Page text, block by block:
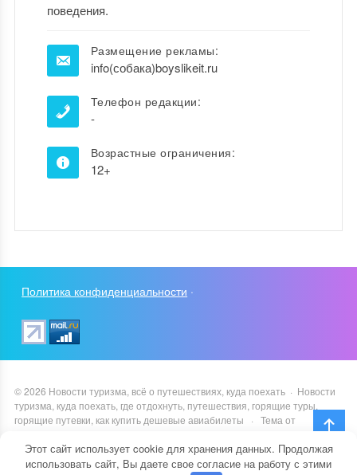
поведения.
Размещение рекламы:
info(собака)boyslikeit.ru
Телефон редакции:
-
Возрастные ограничения:
12+
Политика конфиденциальности ·
©2026 Новости туризма, всё о путешествиях, куда поехать· Новости
туризма, куда поехать, где отдохнуть, путешествия, горящие туры,
горящие путевки, как купить дешевые авиабилеты
· Тема от
Этот сайт использует cookie для хранения данных. Продолжая
использовать сайт, Вы даете свое согласие на работу с этими